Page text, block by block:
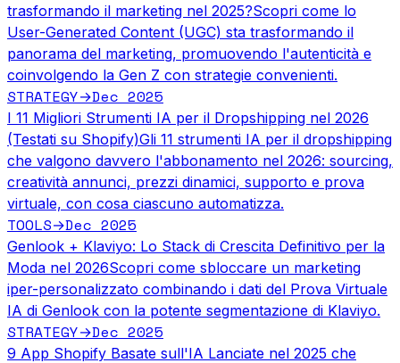
trasformando il marketing nel 2025?Scopri come lo
User-Generated Content (UGC) sta trasformando il
panorama del marketing, promuovendo l'autenticità e
coinvolgendo la Gen Z con strategie convenienti.
STRATEGY→Dec 2025
I 11 Migliori Strumenti IA per il Dropshipping nel 2026
(Testati su Shopify)Gli 11 strumenti IA per il dropshipping
che valgono davvero l'abbonamento nel 2026: sourcing,
creatività annunci, prezzi dinamici, supporto e prova
virtuale, con cosa ciascuno automatizza.
TOOLS→Dec 2025
Genlook + Klaviyo: Lo Stack di Crescita Definitivo per la
Moda nel 2026Scopri come sbloccare un marketing
iper-personalizzato combinando i dati del Prova Virtuale
IA di Genlook con la potente segmentazione di Klaviyo.
STRATEGY→Dec 2025
9 App Shopify Basate sull'IA Lanciate nel 2025 che